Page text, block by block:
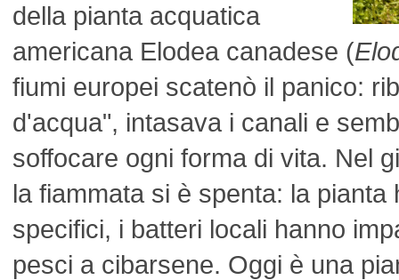
della pianta acquatica
americana Elodea canadese (
fiumi europei scatenò il panico:
d'acqua", intasava i canali e
soffocare ogni forma di vita. Nel
la fiammata si è spenta: la pianta
specifici, i batteri locali hanno
pesci a cibarsene. Oggi è una